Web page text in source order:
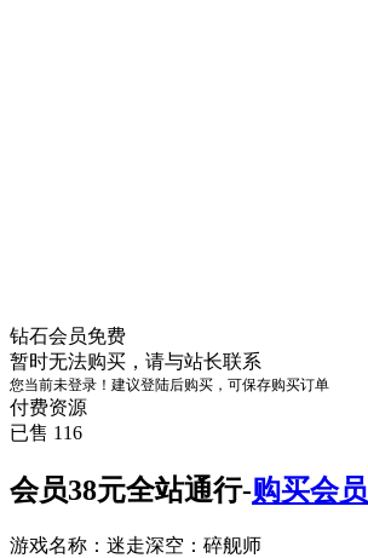
钻石会员免费
暂时无法购买，请与站长联系
您当前未登录！建议登陆后购买，可保存购买订单
付费资源
已售 116
会员38元全站通行-购买会员
游戏名称：迷走深空：碎舰师